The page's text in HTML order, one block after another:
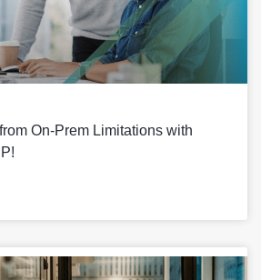
On-Prem Limitations with